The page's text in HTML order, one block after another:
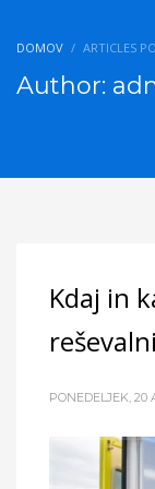
DOMOV ARTICLES
Author:
Kdaj in
PONEDELJEK, 20